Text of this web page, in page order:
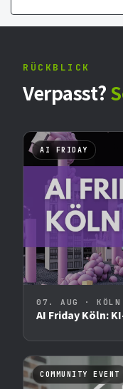
RÜCKBLICK
Verpasst?
AI FRIDAY
07. AUG · KÖLN
AI Friday Köln:
COMMUNITY EVENT